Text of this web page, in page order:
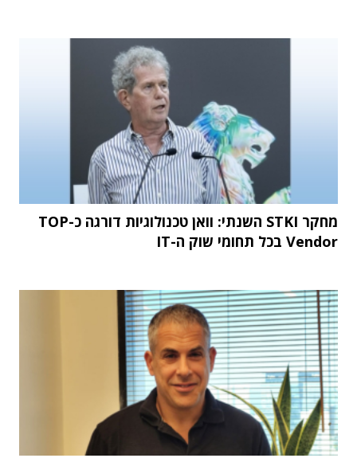
מחקר STKI השנתי: וואן טכנולוגיות דורגה כ-TOP
Vendor בכל תחומי שוק ה-IT